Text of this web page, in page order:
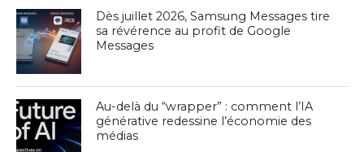
Dès juillet 2026, Samsung Messages tire
sa révérence au profit de Google
Messages
Au-delà du “wrapper” : comment l’IA
générative redessine l’économie des
médias